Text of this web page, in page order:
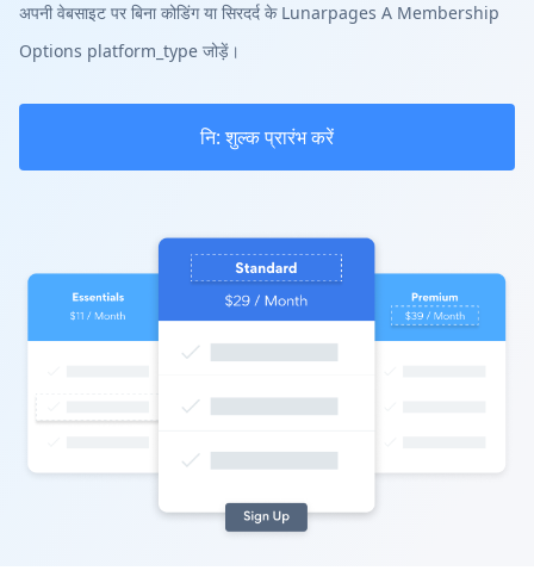
अपनी वेबसाइट पर बिना कोडिंग या सिरदर्द के Lunarpages A Membership
Options platform_type जोड़ें।
नि: शुल्क प्रारंभ करें